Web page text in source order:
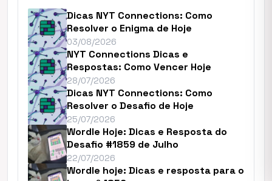
Dicas NYT Connections: Como
Resolver o Enigma de Hoje
03/08/2026
NYT Connections Dicas e
Respostas: Como Vencer Hoje
28/07/2026
Dicas NYT Connections: Como
Resolver o Desafio de Hoje
25/07/2026
Wordle Hoje: Dicas e Resposta do
Desafio #1859 de Julho
22/07/2026
Wordle hoje: Dicas e resposta para o